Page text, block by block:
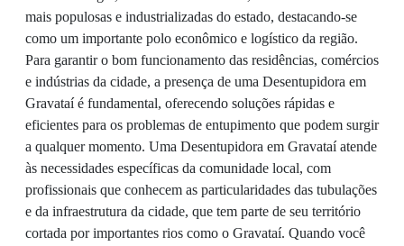
mais populosas e industrializadas do estado, destacando-se
como um importante polo econômico e logístico da região.
Para garantir o bom funcionamento das residências, comércios
e indústrias da cidade, a presença de uma Desentupidora em
Gravataí é fundamental, oferecendo soluções rápidas e
eficientes para os problemas de entupimento que podem surgir
a qualquer momento. Uma Desentupidora em Gravataí atende
às necessidades específicas da comunidade local, com
profissionais que conhecem as particularidades das tubulações
e da infraestrutura da cidade, que tem parte de seu território
cortada por importantes rios como o Gravataí. Quando você